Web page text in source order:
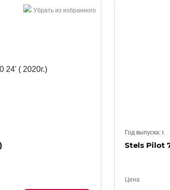
Убрать из избранного
Год выпуска:г.
Stels Pilot
Цена